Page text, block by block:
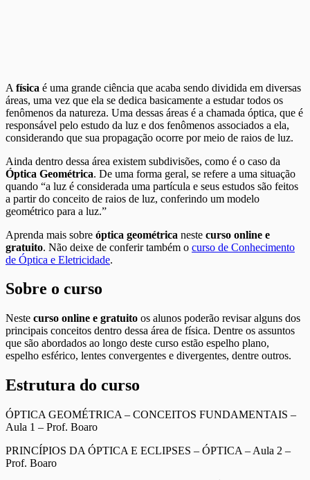
A física é uma grande ciência que acaba sendo dividida em diversas
áreas, uma vez que ela se dedica basicamente a estudar todos os
fenômenos da natureza. Uma dessas áreas é a chamada óptica, que é
responsável pelo estudo da luz e dos fenômenos associados a ela,
considerando que sua propagação ocorre por meio de raios de luz.
Ainda dentro dessa área existem subdivisões, como é o caso da
Óptica Geométrica. De uma forma geral, se refere a uma situação
quando “a luz é considerada uma partícula e seus estudos são feitos
a partir do conceito de raios de luz, conferindo um modelo
geométrico para a luz.”
Aprenda mais sobre óptica geométrica neste curso online e
gratuito. Não deixe de conferir também o curso de Conhecimento
de Óptica e Eletricidade.
Sobre o curso
Neste curso online e gratuito os alunos poderão revisar alguns dos
principais conceitos dentro dessa área de física. Dentre os assuntos
que são abordados ao longo deste curso estão espelho plano,
espelho esférico, lentes convergentes e divergentes, dentre outros.
Estrutura do curso
ÓPTICA GEOMÉTRICA – CONCEITOS FUNDAMENTAIS –
Aula 1 – Prof. Boaro
PRINCÍPIOS DA ÓPTICA E ECLIPSES – ÓPTICA – Aula 2 –
Prof. Boaro